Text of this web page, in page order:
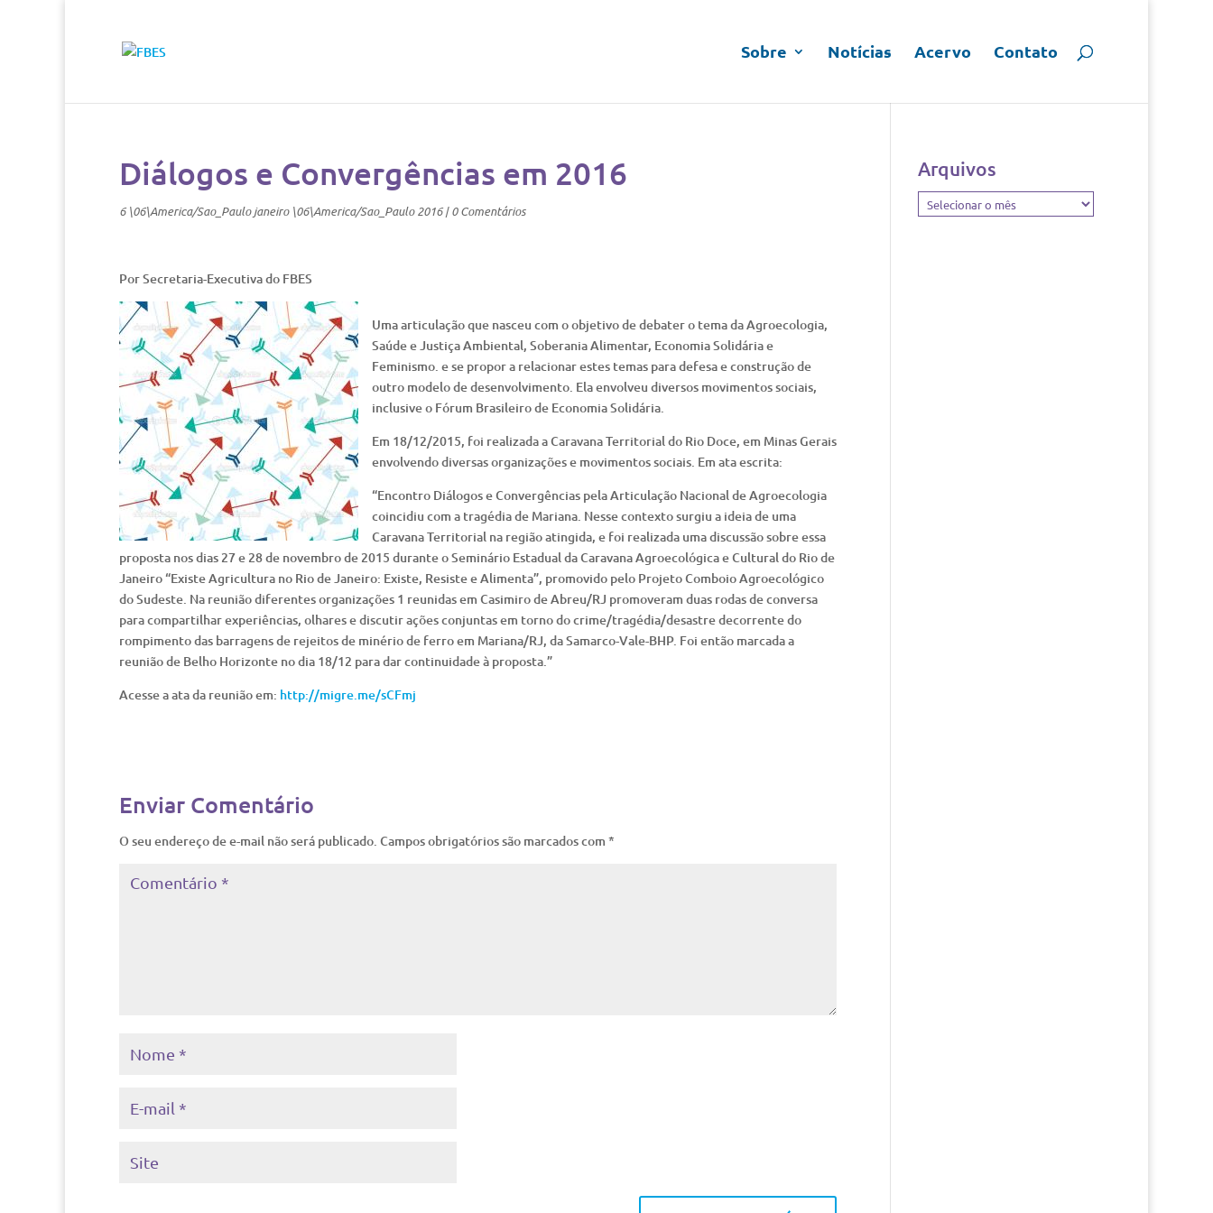
Sobre Notícias Acervo Contato
Diálogos e Convergências em 2016
6 \06\America/Sao_Paulo janeiro \06\America/Sao_Paulo 2016|0 Comentários
Por Secretaria-Executiva do FBES
Uma articulação que nasceu com o objetivo de debater o tema da Agroecologia,
Saúde e Justiça Ambiental, Soberania Alimentar, Economia Solidária e
Feminismo. e se propor a relacionar estes temas para defesa e construção de
outro modelo de desenvolvimento. Ela envolveu diversos movimentos sociais,
inclusive o Fórum Brasileiro de Economia Solidária.
Em 18/12/2015, foi realizada a Caravana Territorial do Rio Doce, em Minas Gerais
envolvendo diversas organizações e movimentos sociais. Em ata escrita:
“Encontro Diálogos e Convergências pela Articulação Nacional de Agroecologia
coincidiu com a tragédia de Mariana. Nesse contexto surgiu a ideia de uma
Caravana Territorial na região atingida, e foi realizada uma discussão sobre essa
proposta nos dias 27 e 28 de novembro de 2015 durante o Seminário Estadual da Caravana Agroecológica e Cultural do Rio de
Janeiro “Existe Agricultura no Rio de Janeiro: Existe, Resiste e Alimenta”, promovido pelo Projeto Comboio Agroecológico
do Sudeste. Na reunião diferentes organizações 1 reunidas em Casimiro de Abreu/RJ promoveram duas rodas de conversa
para compartilhar experiências, olhares e discutir ações conjuntas em torno do crime/tragédia/desastre decorrente do
rompimento das barragens de rejeitos de minério de ferro em Mariana/RJ, da Samarco-Vale-BHP. Foi então marcada a
reunião de Belho Horizonte no dia 18/12 para dar continuidade à proposta.”
Acesse a ata da reunião em: http://migre.me/sCFmj
Enviar Comentário
O seu endereço de e-mail não será publicado. Campos obrigatórios são marcados com *
Arquivos
Arquivos